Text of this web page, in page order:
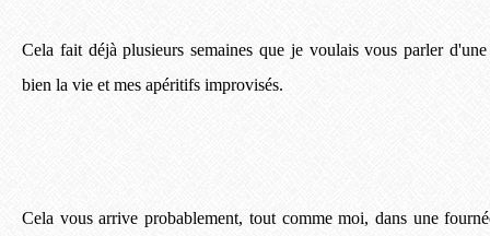
Cela fait déjà plusieurs semaines que je voulais vous parler
bien la vie et mes apéritifs improvisés.
Cela vous arrive probablement, tout comme moi, dans une